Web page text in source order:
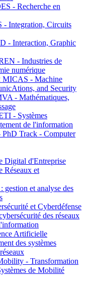
- Recherche en
Integration, Circuits
- Interaction, Graphic
- Industries de
numérique
- Machine
and Security
- Mathématiques,
- Systèmes
de l'information
Track - Computer
Digital d'Entreprise
Réseaux et
et analyse des
et Cyberdéfense
des réseaux
Artificielle
des systèmes
- Transformation
de Mobilité